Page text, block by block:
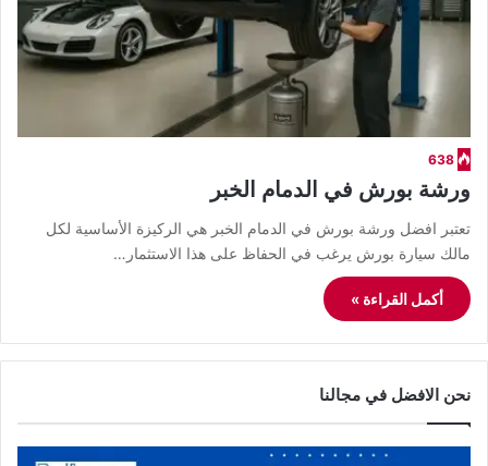
638
ورشة بورش في الدمام الخبر
تعتبر افضل ورشة بورش في الدمام الخبر هي الركيزة الأساسية لكل
مالك سيارة بورش يرغب في الحفاظ على هذا الاستثمار…
أكمل القراءة »
نحن الافضل في مجالنا